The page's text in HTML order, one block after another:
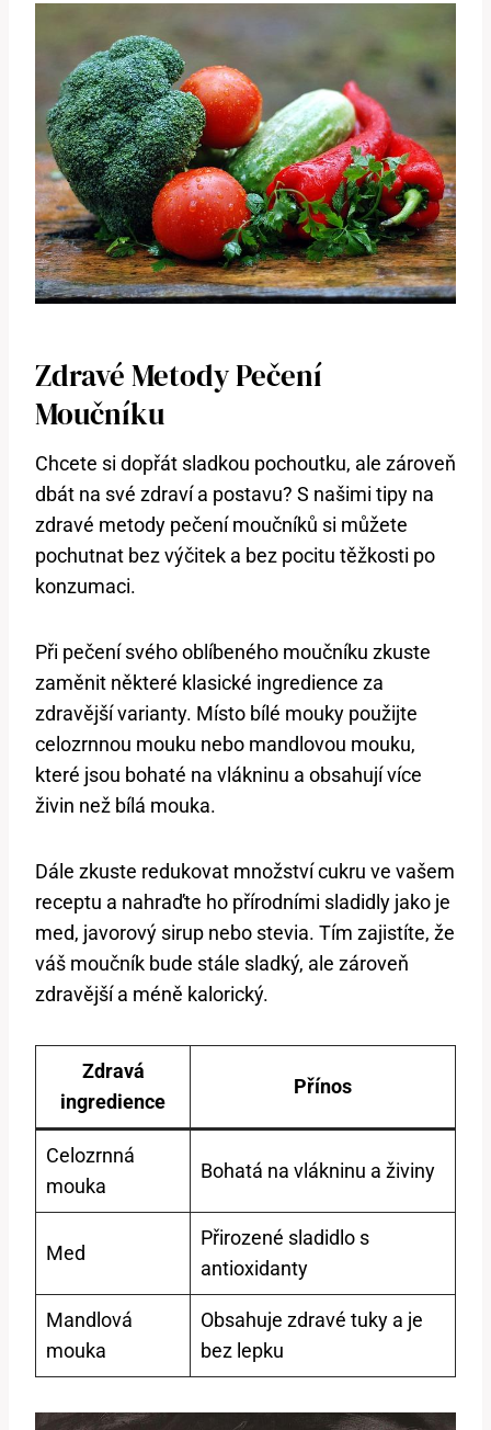
Zdravé Metody Pečení
Moučníku
Chcete si dopřát sladkou pochoutku, ale zároveň
dbát na své zdraví a postavu? S našimi tipy na
zdravé metody pečení moučníků si můžete
pochutnat bez výčitek a bez pocitu těžkosti po
konzumaci.
Při pečení svého oblíbeného moučníku zkuste
zaměnit některé klasické ingredience za
zdravější varianty. Místo bílé mouky použijte
celozrnnou mouku nebo mandlovou mouku,
které jsou bohaté na vlákninu a obsahují více
živin než bílá mouka.
Dále zkuste redukovat množství cukru ve vašem
receptu a nahraďte ho přírodními sladidly jako je
med, javorový sirup nebo stevia. Tím zajistíte, že
váš moučník bude stále sladký, ale zároveň
zdravější a méně kalorický.
Zdravá
ingredience
Přínos
Celozrnná
mouka
Bohatá na vlákninu a živiny
Med
Přirozené sladidlo s
antioxidanty
Mandlová
mouka
Obsahuje zdravé tuky a je
bez lepku